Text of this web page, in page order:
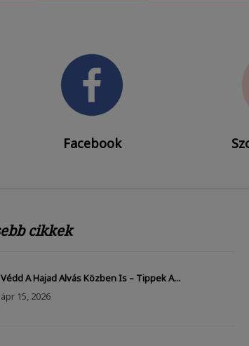
Facebook
cikkek
Védd A Hajad Alvás Közben Is – Tippek A...
ápr 15, 2026